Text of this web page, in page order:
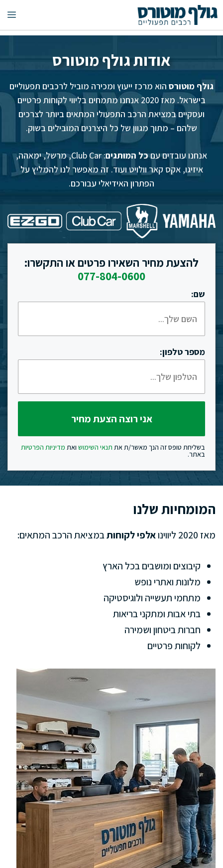
לדלג
אודות גולף מוטורס
גולף מוטורס הוא מרכז ייעוץ ומכירה מוביל לרכבים תפעוליים
בישראל. מאז 2020 אנחנו מתמחים בליווי לקוחות פרטיים
ועסקיים במציאת הרכב התפעולי המתאים ביותר לצרכים
שלהם – מתוך מגוון של כל היצרנים המובילים בשוק.
אנחנו עובדים עםכל המותגים
: Club Car, מרשל, ימאהה,
איזיגו, אקס קאר וולויט ועוד. זה מאפשר לנו להמליץ על
הפתרון האידיאלי עבורכם.
להצעת מחיר השאירו פרטים או התקשרו:
077-804-0600
שם:
מספר טלפון:
בשליחת טופס זה הנך מאשר/ת את תנאי השימוש ואת מדיניות הפרטיות
באתר.
המומחיות שלנו
מאז 2020 ליווינו אלפי לקוחותבמציאת הרכב המתאים:
קיבוצים ומושבים בכל הארץ
מלונות ואתרי נופש
מתחמי תעשייה ולוגיסטיקה
בתי אבות ומתקני בריאות
חברות ביטחון ושמירה
לקוחות פרטיים